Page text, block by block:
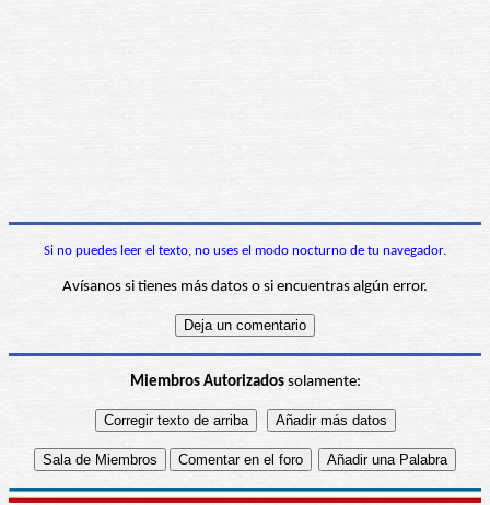
Si no puedes leer el texto, no uses el modo nocturno de tu navegador.
Avísanos si tienes más datos o si encuentras algún error.
Miembros Autorizadossolamente: